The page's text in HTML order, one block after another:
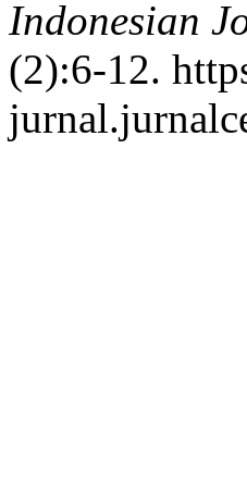
Indonesian
(2):6-12.